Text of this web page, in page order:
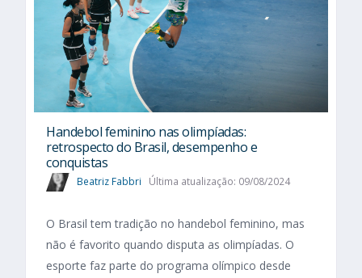
Handebol feminino nas olimpíadas:
retrospecto do Brasil, desempenho e
conquistas
Beatriz Fabbri Última atualização: 09/08/2024
O Brasil tem tradição no handebol feminino, mas
não é favorito quando disputa as olimpíadas. O
esporte faz parte do programa olímpico desde